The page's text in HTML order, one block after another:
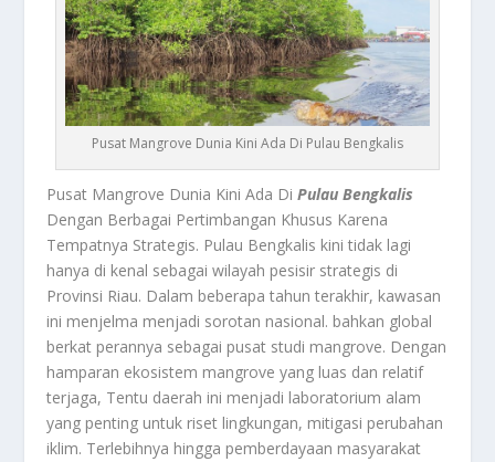
Pusat Mangrove Dunia Kini Ada Di Pulau Bengkalis
Pusat Mangrove Dunia Kini Ada DiPulau Bengkalis
Dengan Berbagai Pertimbangan Khusus Karena
Tempatnya Strategis. Pulau Bengkalis kini tidak lagi
hanya di kenal sebagai wilayah pesisir strategis di
Provinsi Riau. Dalam beberapa tahun terakhir, kawasan
ini menjelma menjadi sorotan nasional. bahkan global
berkat perannya sebagai pusat studi mangrove. Dengan
hamparan ekosistem mangrove yang luas dan relatif
terjaga, Tentu daerah ini menjadi laboratorium alam
yang penting untuk riset lingkungan, mitigasi perubahan
iklim. Terlebihnya hingga pemberdayaan masyarakat